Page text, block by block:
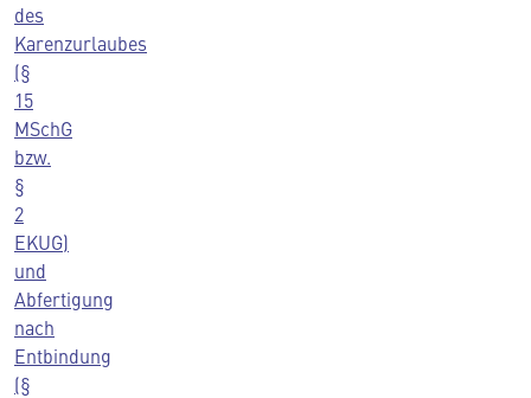
des
Karenzurlaubes
(§
15
MSchG
bzw.
§
2
EKUG)
und
Abfertigung
nach
Entbindung
(§